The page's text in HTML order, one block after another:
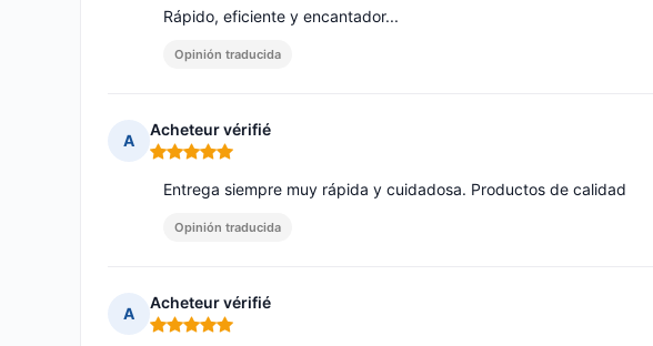
Rápido, eficiente y encantador...
Opinión traducida
A
Acheteur vérifié
Nota: 5 de 5
Entrega siempre muy rápida y cuidadosa. Productos de calidad
Opinión traducida
A
Acheteur vérifié
Nota: 5 de 5